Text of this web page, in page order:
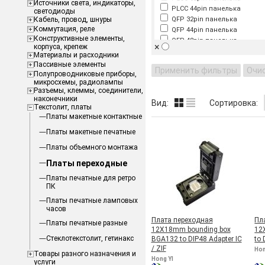
Источники света, индикаторы,
светодиоды
Кабель, провод, шнуры
Коммутация, реле
Конструктивные элементы,
корпуса, крепеж
Материалы и расходники
Пассивные элементы
Полупроводниковые приборы,
микросхемы, радиолампы
Разъемы, клеммы, соединители,
наконечники
Текстолит, платы
Платы макетные контактные
Платы макетные печатные
Платы объемного монтажа
Платы переходные
Платы печатные для ретро
ПК
Платы печатные ламповых
часов
Платы печатные разные
Стеклотекстолит, гетинакс
Товары разного назначения и
услуги
PLCC 44pin панелька
QFP 32pin панелька
QFP 44pin панелька
QFP 48pin панелька
QFP 64pin панелька
SOIC(SOP) / SSOP 16
SOIC(SOP) / SSOP 28
SOIC(SOP) / SSOP 38
SOIC(SOP) 16pin панелька
SOIC(SOP) 20pin панелька
SOIC(SOP) 28pin панелька
SOIC(SOP) 44pin панелька
SOIC(SOP) 8pin панелька
SOT23 / SOP23 10pin
TQFP 32-100 (0.5/0.8mm)
TQFP 44
TQFP 48
×
Применить фильтры
Вид: Сортировка:
Плата переходная
12X18mm bounding box
BGA132 to DIP48 Adapter IC
/ ZIF
Hong YI
to